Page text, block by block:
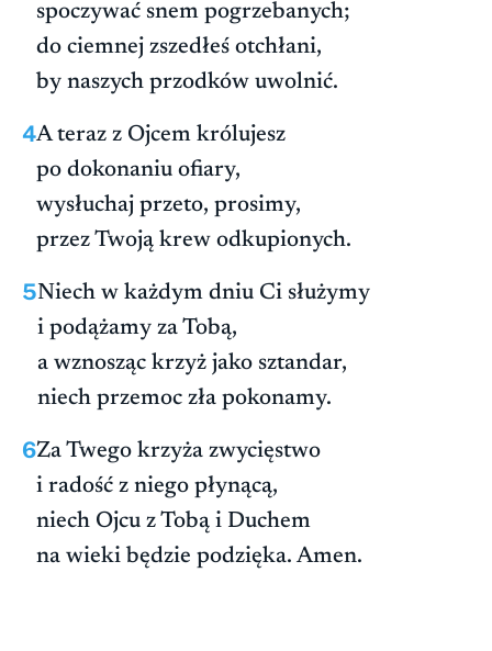
spoczywać snem pogrzebanych;
do ciemnej zszedłeś otchłani,
by naszych przodków uwolnić.
4A teraz z Ojcem królujesz
po dokonaniu ofiary,
wysłuchaj przeto, prosimy,
przez Twoją krew odkupionych.
5Niech w każdym dniu Ci służymy
i podążamy za Tobą,
a wznosząc krzyż jako sztandar,
niech przemoc zła pokonamy.
6Za Twego krzyża zwycięstwo
i radość z niego płynącą,
niech Ojcu z Tobą i Duchem
na wieki będzie podzięka. Amen.